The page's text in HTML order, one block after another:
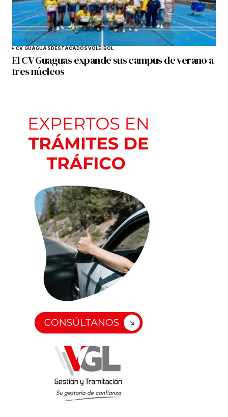
CV GUAGUASDESTACADOSVOLEIBOL
El CV Guaguas expande sus campus de verano a
tres núcleos